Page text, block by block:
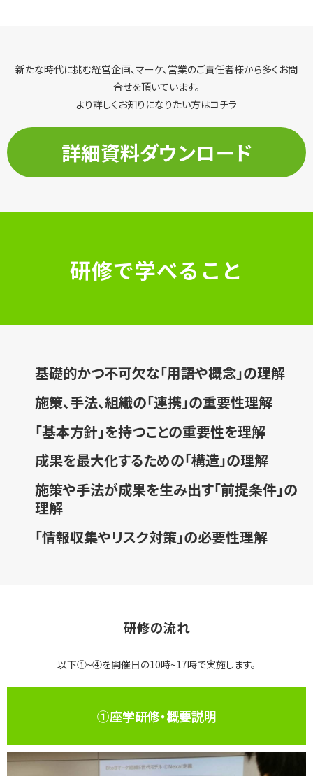
新たな時代に挑む経営企画、マーケ、営業のご責任者様から多くお問
合せを頂いています。
より詳しくお知りになりたい方はコチラ
詳細資料ダウンロード
研修で学べること
基礎的かつ不可欠な「用語や概念」の理解
施策、手法、組織の「連携」の重要性理解
「基本方針」を持つことの重要性を理解
成果を最大化するための「構造」の理解
施策や手法が成果を生み出す「前提条件」の
理解
「情報収集やリスク対策」の必要性理解
研修の流れ
以下①~④を開催日の10時~17時で実施します。
①座学研修・概要説明